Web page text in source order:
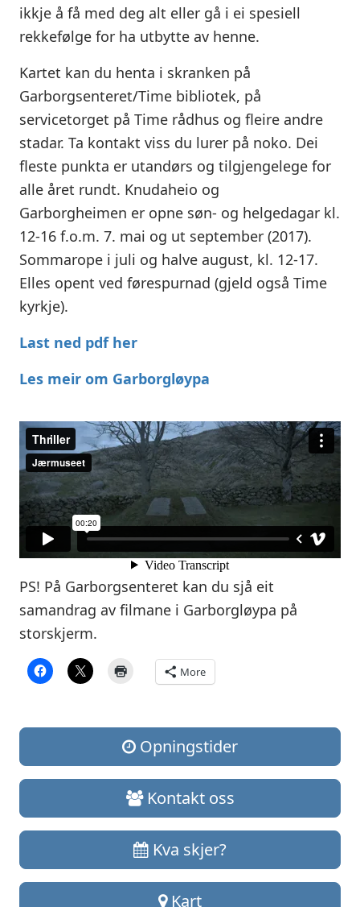
ikkje å få med deg alt eller gå i ei spesiell
rekkefølge for ha utbytte av henne.
Kartet kan du henta i skranken på
Garborgsenteret/Time bibliotek, på
servicetorget på Time rådhus og fleire andre
stadar. Ta kontakt viss du lurer på noko. Dei
fleste punkta er utandørs og tilgjengelege for
alle året rundt. Knudaheio og
Garborgheimen er opne søn- og helgedagar kl.
12-16 f.o.m. 7. mai og ut september (2017).
Sommarope i juli og halve august, kl. 12-17.
Elles opent ved førespurnad (gjeld også Time
kyrkje).
Last ned pdf her
Les meir om Garborgløypa
PS! På Garborgsenteret kan du sjå eit
samandrag av filmane i Garborgløypa på
storskjerm.
More
Opningstider
Kontakt oss
Kva skjer?
Kart